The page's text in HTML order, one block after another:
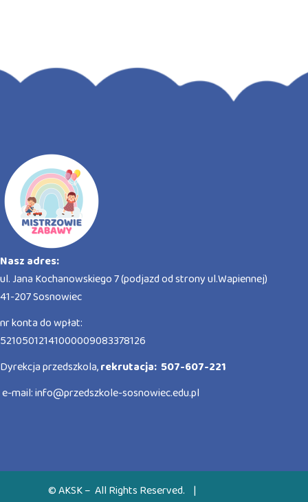
Nasz adres:
ul. Jana Kochanowskiego 7 (podjazd od strony ul.Wapiennej)
41-207 Sosnowiec
nr konta do wpłat:
52105012141000009083378126
Dyrekcja przedszkola,rekrutacja: 507-607-221
e-mail:info@przedszkole-sosnowiec.edu.pl
© AKSK – All Rights Reserved. |